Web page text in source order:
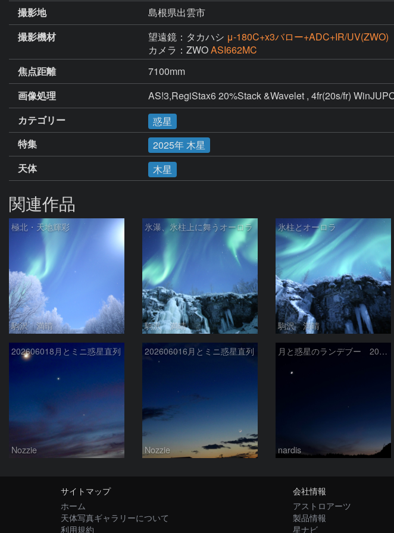
撮影地
島根県出雲市
撮影機材
望遠鏡：タカハシ μ-180C+x3バロー+ADC+IR/UV(ZWO)
カメラ：ZWOASI662MC
焦点距離
7100mm
画像処理
AS!3,RegiStax6 20%Stack &Wavelet , 4fr(20s/fr)
カテゴリー
惑星
特集
2025年 木星
天体
木星
関連作品
極北・天地輝彩
駒沢 満晴
氷瀑、氷柱上に舞うオーロラ
駒沢 満晴
氷柱とオーロラ
駒沢 満晴
202606018月とミニ惑星直列
Nozzie
202606016月とミニ惑星直列
Nozzie
月と惑星のランデブー 2026/06/19
nardis
サイトマップ
ホーム
天体写真ギャラリーについて
利用規約
会社情報
アストロアーツ
製品情報
星ナビ